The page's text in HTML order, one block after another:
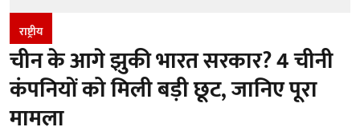
राष्ट्रीय
चीन के आगे झुकी भारत सरकार? 4 चीनी
कंपनियों को मिली बड़ी छूट, जानिए पूरा
मामला